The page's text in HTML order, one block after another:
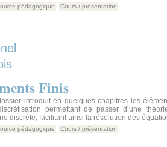
pédagogique Cours / présentation
Finis
introduit en quelques chapitres les
permettant de passer d’une
discrète, facilitant ainsi la résolution des
pédagogique Cours / présentation